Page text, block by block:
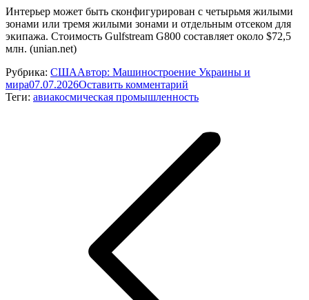
Интерьер может быть сконфигурирован с четырьмя жилыми
зонами или тремя жилыми зонами и отдельным отсеком для
экипажа. Стоимость Gulfstream G800 составляет около $72,5
млн. (unian.net)
Рубрика: СШААвтор: Машиностроение Украины и
мира07.07.2026Оставить комментарий
Теги: авиакосмическая промышленность